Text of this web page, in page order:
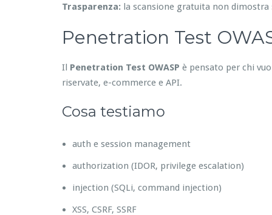
Trasparenza: la scansione gratuita non dimostra
Penetration Test
Il Penetration Test OWASP è pensato per chi
riservate, e-commerce e API.
Cosa testiamo
auth e session management
authorization (IDOR, privilege escalation)
injection (SQLi, command injection)
XSS, CSRF, SSRF